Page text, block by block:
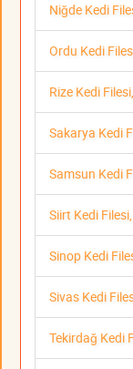
Niğde Kedi
Ordu Kedi
Rize Kedi
Sakarya Kedi
Samsun Kedi
Siirt Kedi
Sinop Kedi
Sivas Kedi
Tekirdağ Kedi